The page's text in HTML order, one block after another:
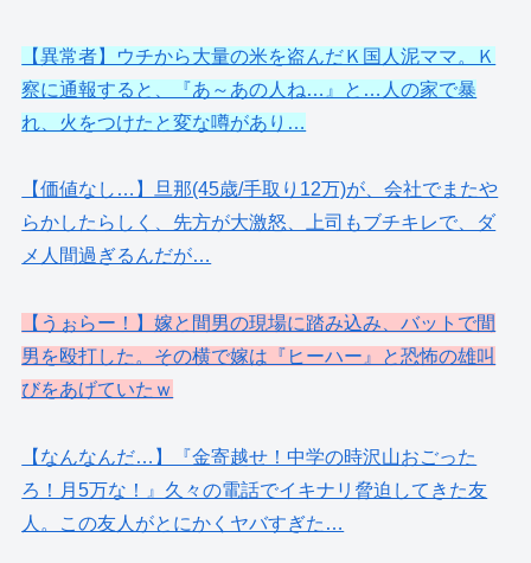
【異常者】ウチから大量の米を盗んだＫ国人泥ママ。Ｋ
察に通報すると、『あ～あの人ね…』と…人の家で暴
れ、火をつけたと変な噂があり…
【価値なし…】旦那(45歳/手取り12万)が、会社でまたや
らかしたらしく、先方が大激怒、上司もブチキレで、ダ
メ人間過ぎるんだが…
【うぉらー！】嫁と間男の現場に踏み込み、バットで間
男を殴打した。その横で嫁は『ヒーハー』と恐怖の雄叫
びをあげていたｗ
【なんなんだ…】『金寄越せ！中学の時沢山おごった
ろ！月5万な！』久々の電話でイキナリ脅迫してきた友
人。この友人がとにかくヤバすぎた…